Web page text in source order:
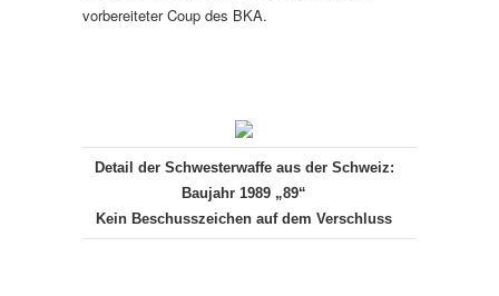
vorbereiteter Coup des BKA.
Detail der Schwesterwaffe aus der Schweiz:
Baujahr 1989 „89“
Kein Beschusszeichen auf dem Verschluss